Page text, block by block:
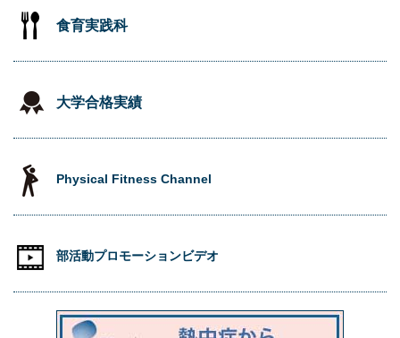
食育実践科
大学合格実績
Physical Fitness Channel
部活動プロモーションビデオ